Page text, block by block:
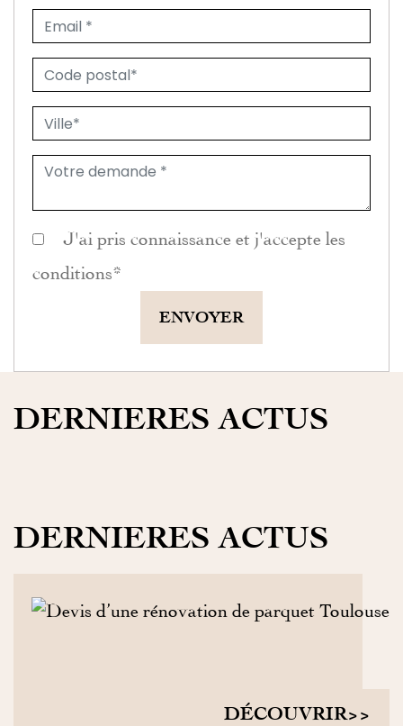
J'ai pris connaissance et j'accepte les
conditions *
ENVOYER
DERNIERES ACTUS
DERNIERES ACTUS
DÉCOUVRIR>>